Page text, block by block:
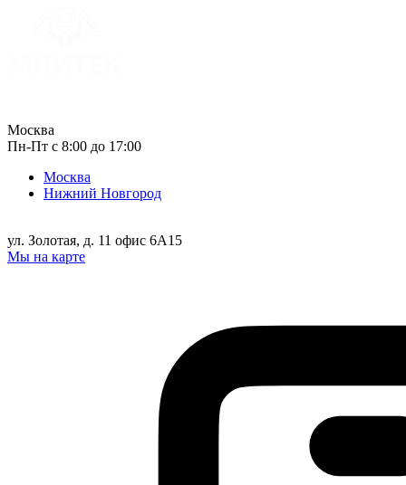
Москва
Пн-Пт с 8:00 до 17:00
Москва
Нижний Новгород
ул. Золотая, д. 11 офис 6А15
Мы на карте